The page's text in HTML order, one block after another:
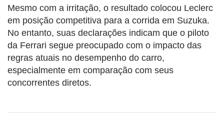
Mesmo com a irritação, o resultado colocou Leclerc
em posição competitiva para a corrida em Suzuka.
No entanto, suas declarações indicam que o piloto
da Ferrari segue preocupado com o impacto das
regras atuais no desempenho do carro,
especialmente em comparação com seus
concorrentes diretos.